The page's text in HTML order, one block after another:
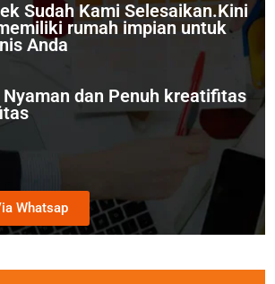
Sudah Kami Selesaikan.Kini
rumah impian untuk
Anda
Nyaman dan Penuh kreatifitas
Whatsap